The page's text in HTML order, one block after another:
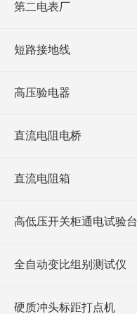
第二电表厂
短路接地线
高压验电器
直流电阻电桥
直流电阻箱
高低压开关柜通电试验台
全自动变比组别测试仪
硬质冲头标距打点机